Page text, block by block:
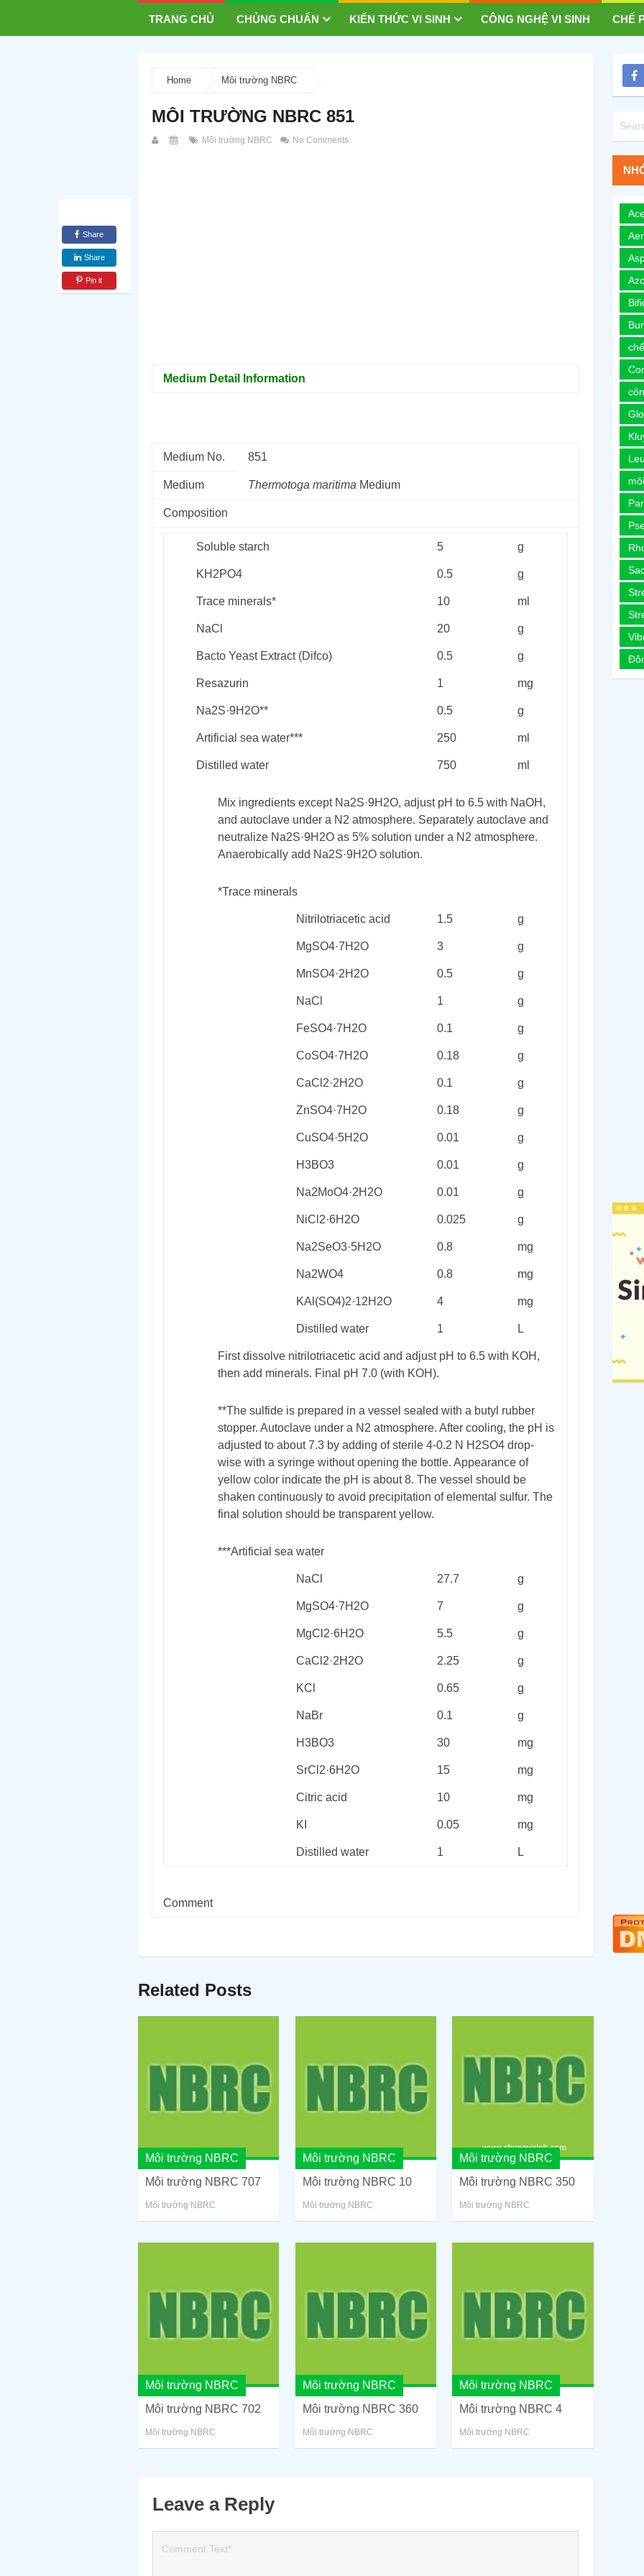
TRANG CHỦ CHỦNG CHUẨN KIẾN THỨC VI SINH CÔNG NGHỆ VI SINH CHẾ
Home Môi trường NBRC
MÔI TRƯỜNG NBRC 851
Môi trường NBRC No Comments
Share
Share
Pin it
Medium Detail Information
Medium No. 851
Medium Thermotoga maritima Medium
Composition
Soluble starch 5 g
KH 2PO4 0.5 g
Trace minerals* 10 ml
NaCl 20 g
Bacto Yeast Extract (Difco) 0.5 g
Resazurin 1 mg
Na2S·9H 2O** 0.5 g
Artificial sea water*** 250 ml
Distilled water 750 ml
Mix ingredients except Na2S·9H 2O, adjust pH to 6.5 with NaOH,
and autoclave under a N 2 atmosphere. Separately autoclave and
neutralize Na2S·9H 2O as 5% solution under a N 2 atmosphere.
Anaerobically add Na2S·9H 2O solution.
*Trace minerals
Nitrilotriacetic acid 1.5 g
MgSO4·7H 2O 3 g
MnSO4·2H 2O 0.5 g
NaCl 1 g
FeSO4·7H 2O 0.1 g
CoSO4·7H 2O 0.18 g
CaCl 2·2H 2O 0.1 g
ZnSO4·7H 2O 0.18 g
CuSO4·5H 2O 0.01 g
H3BO3 0.01 g
Na2MoO4·2H 2O 0.01 g
NiCl 2·6H 2O 0.025 g
Na2SeO3·5H 2O 0.8 mg
Na2WO4 0.8 mg
KAl(SO4)2·12H 2O 4 mg
Distilled water 1 L
First dissolve nitrilotriacetic acid and adjust pH to 6.5 with KOH,
then add minerals. Final pH 7.0 (with KOH).
**The sulfide is prepared in a vessel sealed with a butyl rubber
stopper. Autoclave under a N 2 atmosphere. After cooling, the pH is
adjusted to about 7.3 by adding of sterile 4-0.2 N H 2SO4 drop-
wise with a syringe without opening the bottle. Appearance of
yellow color indicate the pH is about 8. The vessel should be
shaken continuously to avoid precipitation of elemental sulfur. The
final solution should be transparent yellow.
***Artificial sea water
NaCl 27.7 g
MgSO4·7H 2O 7 g
MgCl 2·6H 2O 5.5 g
CaCl 2·2H 2O 2.25 g
KCl 0.65 g
NaBr 0.1 g
H3BO3 30 mg
SrCl 2·6H 2O 15 mg
Citric acid 10 mg
KI 0.05 mg
Distilled water 1 L
Comment
Related Posts
Môi trường NBRC
Môi trường NBRC 707
Môi trường NBRC
Môi trường NBRC
Môi trường NBRC 10
Môi trường NBRC
Môi trường NBRC
Môi trường NBRC 350
Môi trường NBRC
Môi trường NBRC
Môi trường NBRC 702
Môi trường NBRC
Môi trường NBRC
Môi trường NBRC 360
Môi trường NBRC
Môi trường NBRC
Môi trường NBRC 4
Môi trường NBRC
Leave a Reply